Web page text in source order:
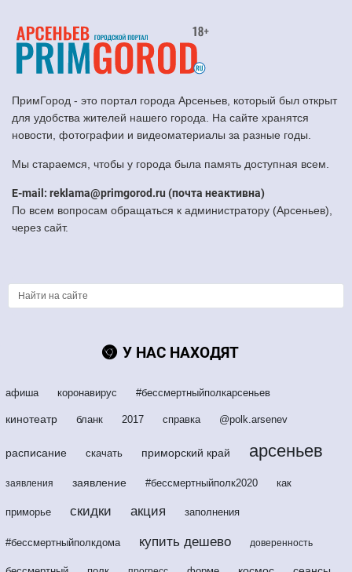
ПримГород - это портал города Арсеньев, который был открыт
для удобства жителей нашего города. На сайте хранятся
новости, фотографии и видеоматериалы за разные годы.
Мы стараемся, чтобы у города была память доступная всем.
E-mail: reklama@primgorod.ru (почта неактивна)
По всем вопросам обращаться к администратору (Арсеньев),
через сайт.
У НАС НАХОДЯТ
афиша коронавирус #бессмертныйполкарсеньев
кинотеатр бланк 2017 справка @polk.arsenev
расписание скачать приморский край арсеньев
заявления заявление #бессмертныйполк2020 как
приморье скидки акция заполнения
#бессмертныйполкдома купить дешево доверенность